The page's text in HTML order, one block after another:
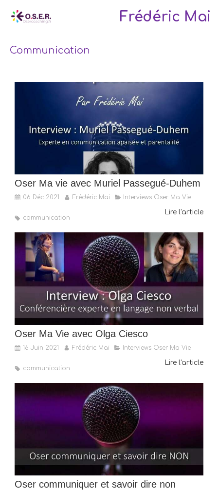
Frédéric Mai
Communication
Oser Ma vie avec Muriel Passegué-Duhem
06 Déc 2021 Frédéric Mai Interviews Oser Ma Vie
Lire l'article
communication
Oser Ma Vie avec Olga Ciesco
16 Juin 2021 Frédéric Mai Interviews Oser Ma Vie
Lire l'article
communication
Oser communiquer et savoir dire non